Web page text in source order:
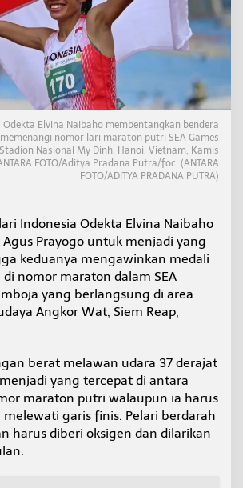
m
a
M
a
t
o
n
u
n
I
n
d
o
n
e
s
Odekta Elvina Naibaho membentangkan bendera
nomor lari maraton putri SEA Games
Nasional My Dinh, Hanoi, Vietnam, Kamis
FOTO/Aditya Pradana Putra/foc. (ANTARA
FOTO/ADITYA PRADANA PUTRA)
Indonesia Odekta Elvina Naibaho
Prayogo untuk menjadi yang
keduanya mengawinkan medali
di nomor maraton dalam SEA
yang berlangsung di area
Angkor Wat, Siem Reap,
berat melawan udara 37 derajat
yang tercepat di antara
maraton putri walaupun ia harus
garis finis. Pelari berdarah
harus diberi oksigen dan dilarikan